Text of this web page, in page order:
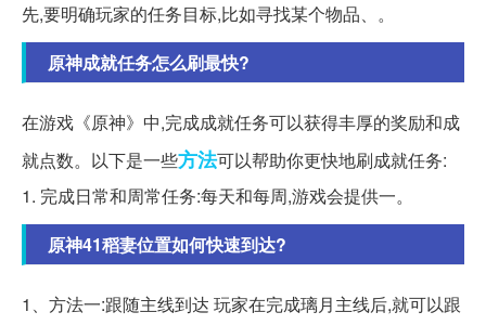
先,要明确玩家的任务目标,比如寻找某个物品、。
原神成就任务怎么刷最快?
在游戏《原神》中,完成成就任务可以获得丰厚的奖励和成
就点数。以下是一些方法可以帮助你更快地刷成就任务:
1. 完成日常和周常任务:每天和每周,游戏会提供一。
原神41稻妻位置如何快速到达?
1、方法一:跟随主线到达 玩家在完成璃月主线后,就可以跟